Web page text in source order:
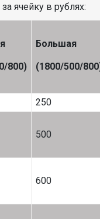
ячейку в рублях:
800)
Большая
(1800/500/
250
500
600